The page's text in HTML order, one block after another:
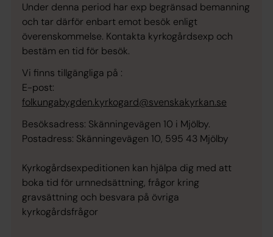
Under denna period har exp begränsad bemanning
och tar därför enbart emot besök enligt
överenskommelse. Kontakta kyrkogårdsexp och
bestäm en tid för besök.
Vi finns tillgängliga på :
E-post:
folkungabygden.kyrkogard@svenskakyrkan.se
Besöksadress: Skänningevägen 10 i Mjölby.
Postadress: Skänningevägen 10, 595 43 Mjölby
Kyrkogårdsexpeditionen kan hjälpa dig med att
boka tid för urnnedsättning, frågor kring
gravsättning och besvara på övriga
kyrkogårdsfrågor